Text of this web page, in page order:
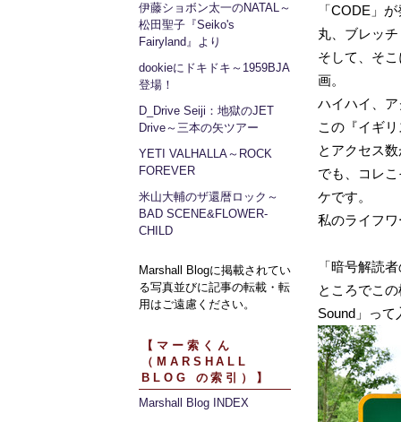
伊藤ショボン太一のNATAL～
松田聖子『Seiko's
Fairyland』より
dookieにドキドキ～1959BJA
登場！
D_Drive Seiji：地獄のJET
Drive～三本の矢ツアー
YETI VALHALLA～ROCK
FOREVER
米山大輔のザ還暦ロック～
BAD SCENE&FLOWER-
CHILD
Marshall Blogに掲載されてい
る写真並びに記事の転載・転
用はご遠慮ください。
【マー索くん
（MARSHALL
BLOG の索引）】
Marshall Blog INDEX
「CODE」
丸、ブレッ
そして、そ
画。
ハイハイ、
この『イギ
とアクセス
でも、コレ
ケです。
私のライフ
「暗号解読
ところでこ
Sound」っ